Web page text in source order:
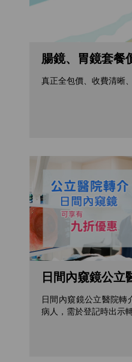
腸鏡、胃鏡套餐
真正全包價、收費清晰
日間內窺鏡公立
日間內窺鏡公立醫院轉
病人，需於登記時出示